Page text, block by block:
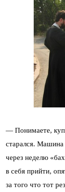
— Понимаете,
старался. Машина
через неделю
в себя прийти,
за того что тот